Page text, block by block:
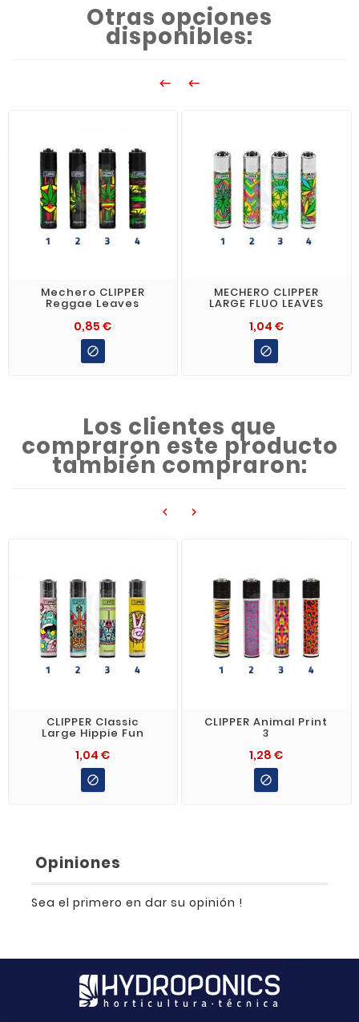
Otras opciones
disponibles:
 
Mechero CLIPPER
Reggae Leaves
0,85 €

MECHERO CLIPPER
LARGE FLUO LEAVES
1,04 €

Los clientes que
compraron este producto
también compraron:
 
CLIPPER Classic
Large Hippie Fun
1,04 €

CLIPPER Animal Print
3
1,28 €

Opiniones
Sea el primero en dar su opinión !